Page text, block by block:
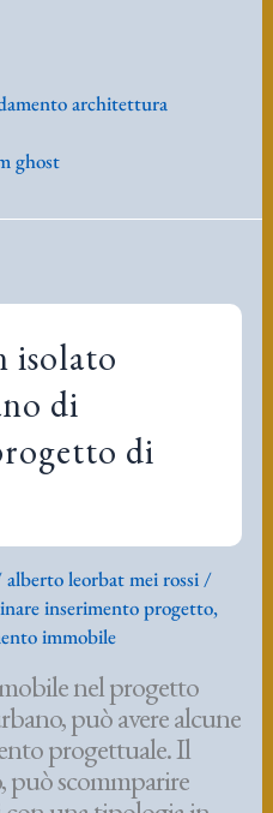
architettura
ghost
isolato
di
di
alberto leorbat mei rossi/
inserimento progetto,
immobile
nel progetto
può avere alcune
progettuale. Il
può scommparire